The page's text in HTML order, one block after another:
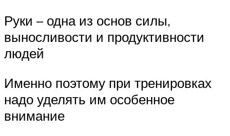
Руки – одна из основ силы,
выносливости и продуктивности
людей
Именно поэтому при тренировках
надо уделять им особенное
внимание